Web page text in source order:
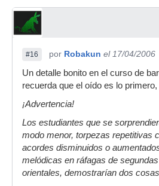
#16 por Robakun el 17/04/2006
Un detalle bonito en el curso de
recuerda que el oído es lo
¡Advertencia!
Los estudiantes que se
modo menor, torpezas repetitivas
acordes disminuidos o
melódicas en ráfagas de
orientales, demostrarían dos